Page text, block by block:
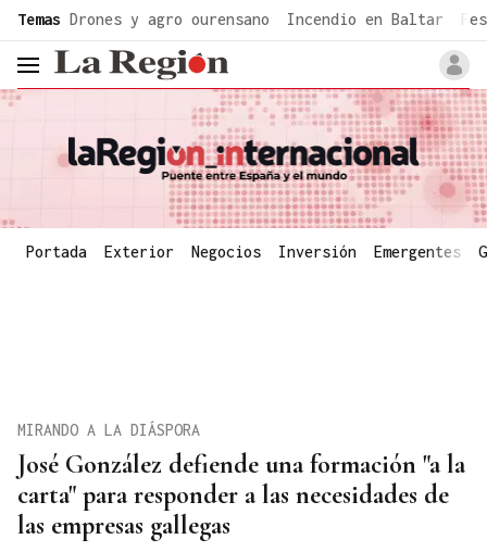
Temas Drones y agro ourensano Incendio en Baltar
header.menu.open
Portada Exterior Negocios Inversión Emergentes
José González defiende una formación "a la
carta" para responder a las necesidades de
las empresas gallegas
MIRANDO A LA DIÁSPORA